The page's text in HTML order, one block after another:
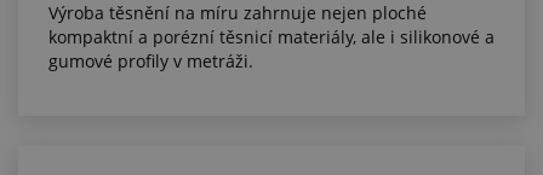
Výroba těsnění na míru zahrnuje nejen ploché
kompaktní a porézní těsnicí materiály, ale i silikonové a
gumové profily v metráži.